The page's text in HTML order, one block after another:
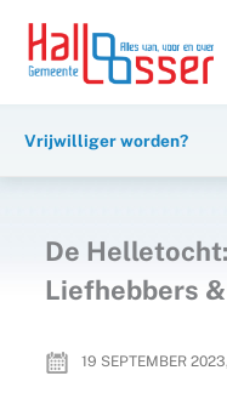
inhoud
naar
Vrijwilliger worden?
De
Liefhebbers
19 SEPTEMBER